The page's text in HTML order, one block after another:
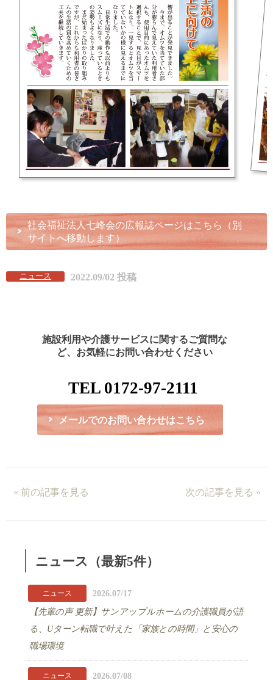
社会福祉法人七峰会の広報誌ページはこちら（別
サイトへ移動します）
ニュース 2022.09/02 投稿
施設利用や介護サービスに関するご質問な
ど、お気軽にお問い合わせください
TEL 0172-97-2111
メールでのお問い合わせはこちら
« 前の記事を見る 次の記事を見る »
ニュース（最新5件）
ニュース
2026.07/17
【先輩の声 更新】サンアップルホームの介護職員が語
る、Uターン転職で叶えた「家族との時間」と安心の
職場環境
ニュース 2026.07/08